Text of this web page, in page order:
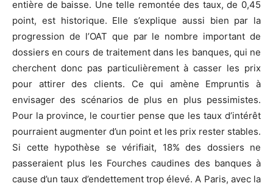
entière de baisse. Une telle remontée des taux, de 0,45
point, est historique. Elle s’explique aussi bien par la
progression de l’OAT que par le nombre important de
dossiers en cours de traitement dans les banques, qui ne
cherchent donc pas particulièrement à casser les prix
pour attirer des clients. Ce qui amène Empruntis à
envisager des scénarios de plus en plus pessimistes.
Pour la province, le courtier pense que les taux d’intérêt
pourraient augmenter d’un point et les prix rester stables.
Si cette hypothèse se vérifiait, 18% des dossiers ne
passeraient plus les Fourches caudines des banques à
cause d’un taux d’endettement trop élevé. A Paris, avec la